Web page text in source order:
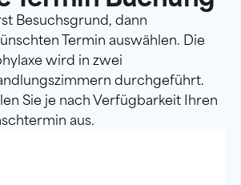
Besuchsgrund, dann
Termin auswählen. Die
wird in zwei
durchgeführt.
Sie je nach Verfügbarkeit Ihren
aus.